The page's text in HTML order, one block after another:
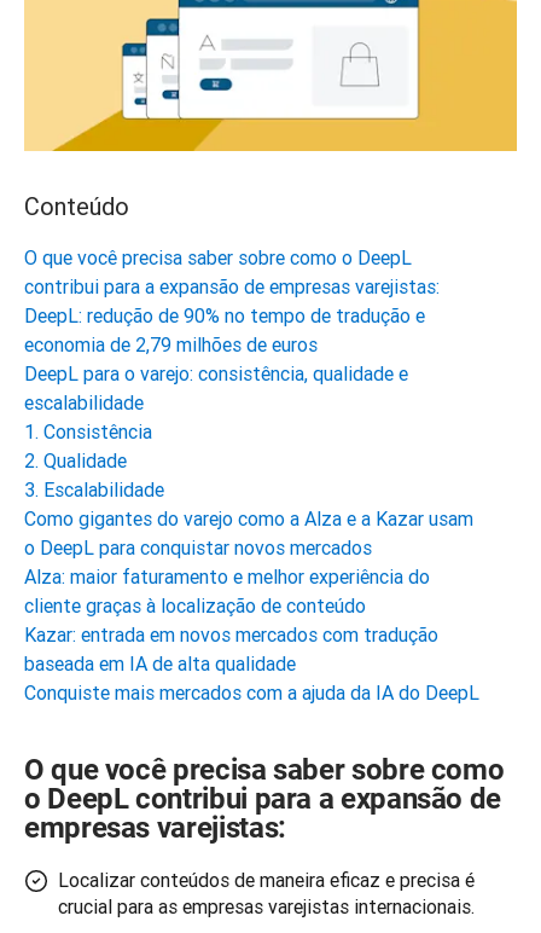
Conteúdo
O que você precisa saber sobre como o DeepL
contribui para a expansão de empresas varejistas:
DeepL: redução de 90% no tempo de tradução e
economia de 2,79 milhões de euros
DeepL para o varejo: consistência, qualidade e
escalabilidade
1. Consistência
2. Qualidade
3. Escalabilidade
Como gigantes do varejo como a Alza e a Kazar usam
o DeepL para conquistar novos mercados
Alza: maior faturamento e melhor experiência do
cliente graças à localização de conteúdo
Kazar: entrada em novos mercados com tradução
baseada em IA de alta qualidade
Conquiste mais mercados com a ajuda da IA do DeepL
O que você precisa saber sobre como
o DeepL contribui para a expansão de
empresas varejistas:
Localizar conteúdos de maneira eficaz e precisa é
crucial para as empresas varejistas internacionais.